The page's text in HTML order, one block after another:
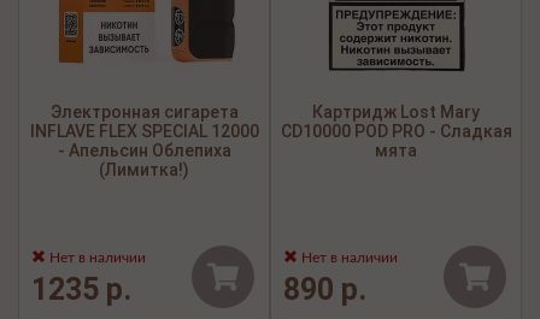
Электронная сигарета
INFLAVE FLEX SPECIAL 12000
- Апельсин Облепиха
(Лимитка!)
Нет в наличии
1235 р.
Картридж Lost Mary
CD10000 POD PRO - Сладкая
мята
Нет в наличии
890 р.